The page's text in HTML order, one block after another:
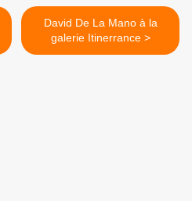
David De La Mano à la
galerie Itinerrance >